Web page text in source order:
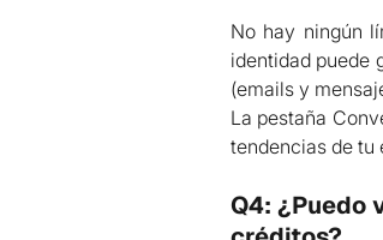
No hay ningún
identidad puede
(emails y
La pestaña
tendencias de tu
Q4: ¿Puedo